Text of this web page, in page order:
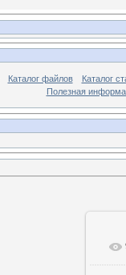
Каталог файлов
Каталог
Полезная